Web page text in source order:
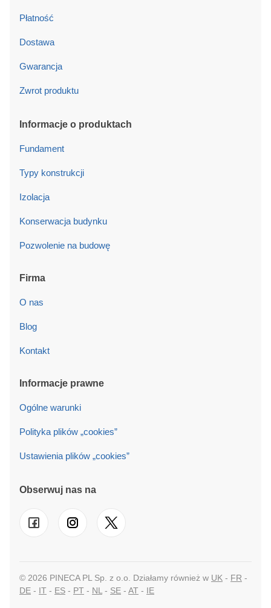
Płatność
Dostawa
Gwarancja
Zwrot produktu
Informacje o produktach
Fundament
Typy konstrukcji
Izolacja
Konserwacja budynku
Pozwolenie na budowę
Firma
O nas
Blog
Kontakt
Informacje prawne
Ogólne warunki
Polityka plików „cookies”
Ustawienia plików „cookies”
Obserwuj nas na
© 2026 PINECA PL Sp. z o.o. Działamy również w UK - FR -
DE - IT - ES - PT - NL- SE - AT - IE